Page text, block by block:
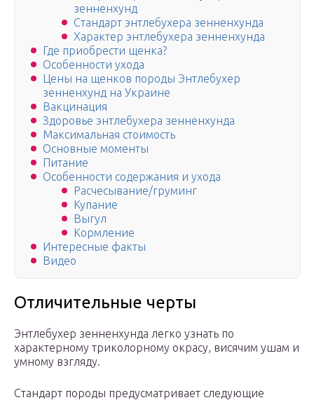
зенненхунд
Стандарт энтлебухера зенненхунда
Характер энтлебухера зенненхунда
Где приобрести щенка?
Особенности ухода
Цены на щенков породы Энтлебухер
зенненхунд на Украине
Вакцинация
Здоровье энтлебухера зенненхунда
Максимальная стоимость
Основные моменты
Питание
Особенности содержания и ухода
Расчесывание/груминг
Купание
Выгул
Кормление
Интересные факты
Видео
Отличительные черты
Энтлебухер зенненхунда легко узнать по
характерному триколорному окрасу, висячим ушам и
умному взгляду.
Стандарт породы предусматривает следующие